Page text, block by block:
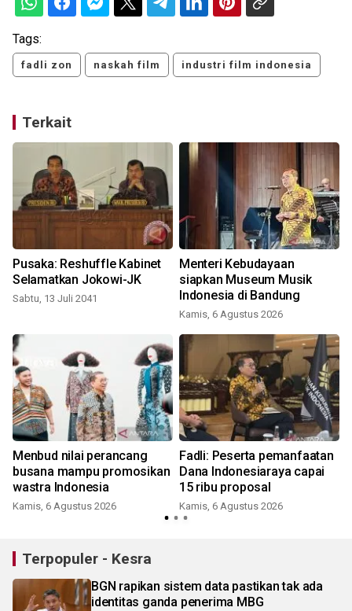
Tags:
fadli zon naskah film industri film indonesia
Terkait
Pusaka: Reshuffle Kabinet
Selamatkan Jokowi-JK
Sabtu, 13 Juli 2041
Menteri Kebudayaan
siapkan Museum Musik
Indonesia di Bandung
Kamis, 6 Agustus 2026
Menbud nilai perancang
busana mampu promosikan
wastra Indonesia
Kamis, 6 Agustus 2026
Fadli: Peserta pemanfaatan
Dana Indonesiaraya capai
15 ribu proposal
Kamis, 6 Agustus 2026
Terpopuler - Kesra
BGN rapikan sistem data pastikan tak ada
identitas ganda penerima MBG